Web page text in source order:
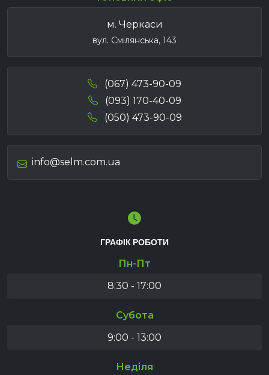
м. Черкаси
вул. Смілянська, 143
(067) 473-90-09
(093) 170-40-09
(050) 473-90-09
info@selm.com.ua
ГРАФІК РОБОТИ
Пн-Пт
8:30 - 17:00
Субота
9:00 - 13:00
Неділя